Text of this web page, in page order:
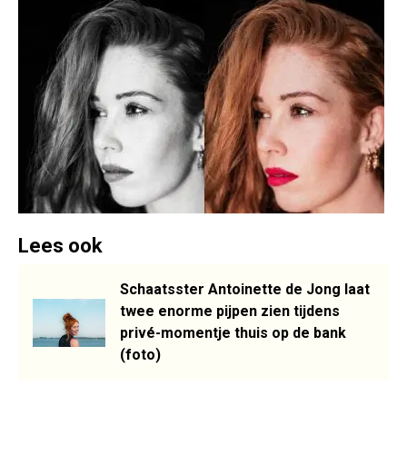
Lees ook
Schaatsster Antoinette de Jong laat
twee enorme pijpen zien tijdens
privé-momentje thuis op de bank
(foto)